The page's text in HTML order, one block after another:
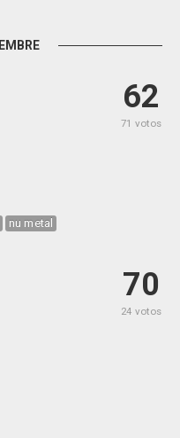
62
71 votos
nu metal
70
24 votos